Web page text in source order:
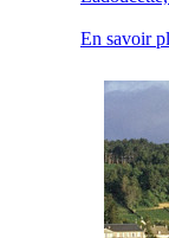
En savoir